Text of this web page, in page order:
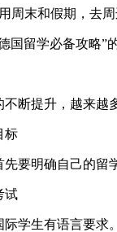
周末和假期，去
国留学必备攻略
不断提升，越来越
标
先要明确自己的留
试
际学生有语言要求